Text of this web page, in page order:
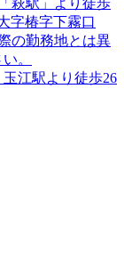
字椿字下霧口
の勤務地とは異
。
江駅より徒歩26